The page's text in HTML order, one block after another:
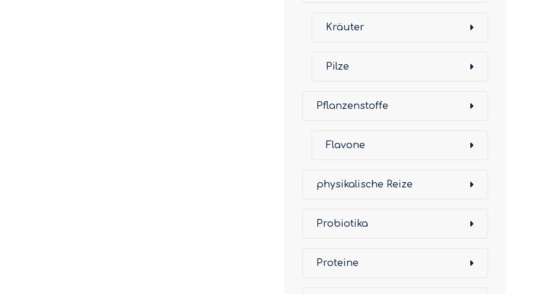
Kräuter
Pilze
Pflanzenstoffe
Flavone
physikalische Reize
Probiotika
Proteine